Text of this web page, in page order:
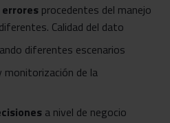
errores procedentes del manejo
Calidad del dato
diferentes escenarios
monitorización de la
a nivel de negocio